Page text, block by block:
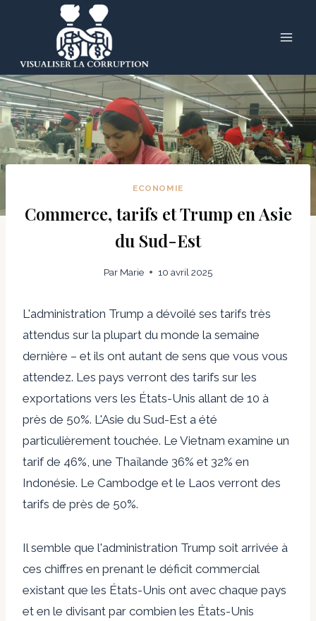
ECONOMIE
Commerce, tarifs et Trump en Asie
du Sud-Est
Par Marie 10 avril 2025
L'administration Trump a dévoilé ses tarifs très
attendus sur la plupart du monde la semaine
dernière – et ils ont autant de sens que vous vous
attendez. Les pays verront des tarifs sur les
exportations vers les États-Unis allant de 10 à
près de 50%. L'Asie du Sud-Est a été
particulièrement touchée. Le Vietnam examine un
tarif de 46%, une Thaïlande 36% et 32% en
Indonésie. Le Cambodge et le Laos verront des
tarifs de près de 50%.
Il semble que l'administration Trump soit arrivée à
ces chiffres en prenant le déficit commercial
existant que les États-Unis ont avec chaque pays
et en le divisant par combien les États-Unis